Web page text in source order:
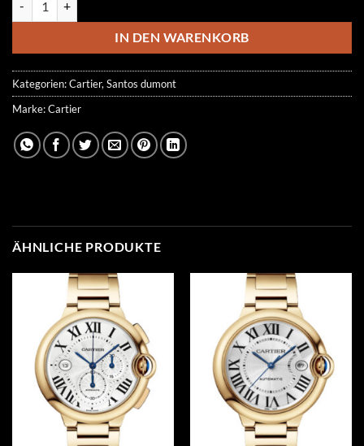
499.00 €269.00 €.
IN DEN WARENKORB
Kategorien:Cartier, Santos dumont
Marke:Cartier
ÄHNLICHE PRODUKTE